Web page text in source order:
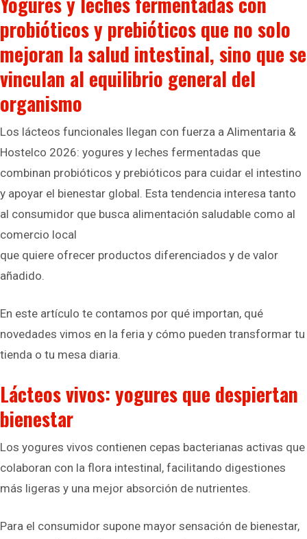
probióticos y prebióticos que no solo
mejoran la salud intestinal, sino que se
vinculan al equilibrio general del
organismo
Los lácteos funcionales llegan con fuerza a Alimentaria &
Hostelco 2026: yogures y leches fermentadas que
combinan probióticos y prebióticos para cuidar el intestino
y apoyar el bienestar global. Esta tendencia interesa tanto
al consumidor que busca alimentación saludable como al
comercio local
que quiere ofrecer productos diferenciados y de valor
añadido.
En este artículo te contamos por qué importan, qué
novedades vimos en la feria y cómo pueden transformar tu
tienda o tu mesa diaria.
Lácteos vivos: yogures que despiertan
bienestar
Los yogures vivos contienen cepas bacterianas activas que
colaboran con la flora intestinal, facilitando digestiones
más ligeras y una mejor absorción de nutrientes.
Para el consumidor supone mayor sensación de bienestar,